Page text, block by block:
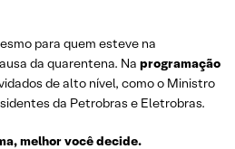
para quem esteve na
da quarentena. Na programação
de alto nível, como o Ministro
da Petrobras e Eletrobras.
melhor você decide.